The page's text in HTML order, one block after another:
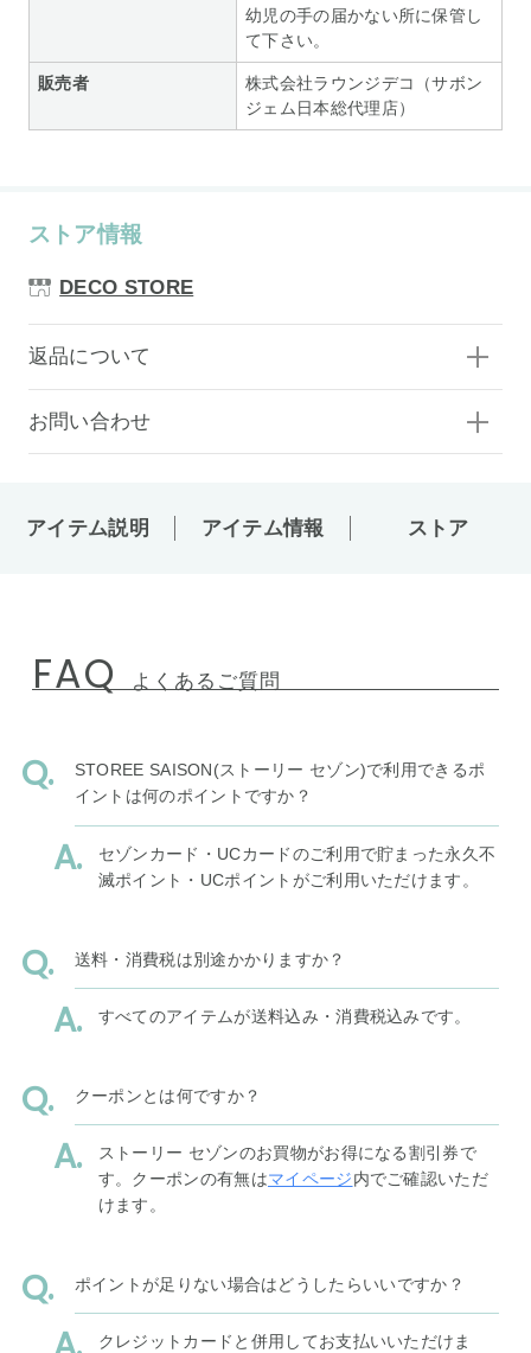
幼児の手の届かない所に保管し
て下さい。
販売者
株式会社ラウンジデコ（サボン
ジェム日本総代理店）
ストア情報
DECO STORE
返品について
お問い合わせ
アイテム説明 アイテム情報 ストア
FAQ よくあるご質問
STOREE SAISON(ストーリー セゾン)で利用できるポ
イントは何のポイントですか？
セゾンカード・UCカードのご利用で貯まった永久不
滅ポイント・UCポイントがご利用いただけます。
送料・消費税は別途かかりますか？
すべてのアイテムが送料込み・消費税込みです。
クーポンとは何ですか？
ストーリー セゾンのお買物がお得になる割引券で
す。クーポンの有無はマイページ内でご確認いただ
けます。
ポイントが足りない場合はどうしたらいいですか？
クレジットカードと併用してお支払いいただけま